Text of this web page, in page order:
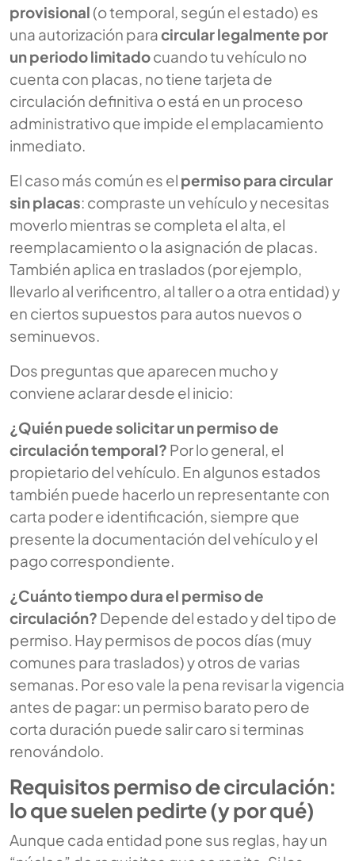
provisional (o temporal, según el estado) es
una autorización paracircular legalmente por
un periodo limitadocuando tu vehículo no
cuenta con placas, no tiene tarjeta de
circulación definitiva o está en un proceso
administrativo que impide el emplacamiento
inmediato.
El caso más común es el permiso para circular
sin placas: compraste un vehículo y necesitas
moverlo mientras se completa el alta, el
reemplacamiento o la asignación de placas.
También aplica en traslados (por ejemplo,
llevarlo al verificentro, al taller o a otra entidad) y
en ciertos supuestos para autos nuevos o
seminuevos.
Dos preguntas que aparecen mucho y
conviene aclarar desde el inicio:
¿Quién puede solicitar un permiso de
circulación temporal? Por lo general, el
propietario del vehículo. En algunos estados
también puede hacerlo un representante con
carta poder e identificación, siempre que
presente la documentación del vehículo y el
pago correspondiente.
¿Cuánto tiempo dura el permiso de
circulación? Depende del estado y del tipo de
permiso. Hay permisos de pocos días (muy
comunes para traslados) y otros de varias
semanas. Por eso vale la pena revisar la vigencia
antes de pagar: un permiso barato pero de
corta duración puede salir caro si terminas
renovándolo.
Requisitos permiso de circulación:
lo que suelen pedirte (y por qué)
Aunque cada entidad pone sus reglas, hay un